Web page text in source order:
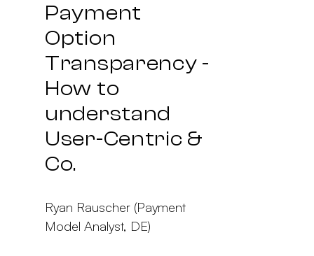
Payment
Option
Transparency -
How to
understand
User-Centric &
Co.
Ryan Rauscher (Payment
Model Analyst, DE)